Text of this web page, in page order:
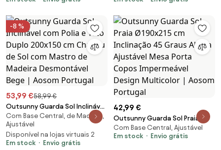
Intempéries 200x150x230 cm
Mastros de 38mm e 48mm
Aosom Portugal
-8 %
53,99 €58,99 €
Outsunny Guarda Sol Inclinável
com Polia e Teto Duplo 200x150
cm Chapéu de Sol com Mastro
de Madeira Desmontável Bege |
Aosom Portugal
Com Base Central, de Madeira,
Ajustável
Disponível na lojas virtuais 2
Em stock
Envio grátis
42,99 €
Outsunny Guarda Sol Praia
Ø190x215 cm Inclinação 45
Graus Altura Ajustável Mesa
Com Base Central, Ajustável
Em stock
Envio grátis